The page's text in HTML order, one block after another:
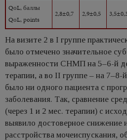
QоL, баллы
QоL, points
2,8±0,7 2,9±0,5
На визите 2 в I группе
было отмечено значительное
выраженности СНМП на 5–6-й
терапии, а во II группе – на 7–8-
было ни одного пациента с
заболевания. Так, сравнение
(через 1 и 2 мес. терапии) с
выявило достоверное снижение
расстройства мочеиспускания,